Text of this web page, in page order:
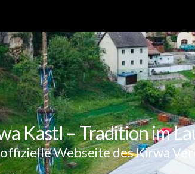
Kastl – Tradition im
Webseite des Kirwa